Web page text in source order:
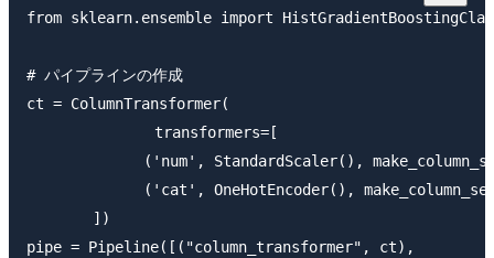
from sklearn.ensemble import
# パイプラインの作成
ct = ColumnTransformer(
    　　　　　　transformers=[
　　　('num', StandardScaler(),
　　　('cat', OneHotEncoder(),
    　　])
pipe = Pipeline([("column_transformer", ct),